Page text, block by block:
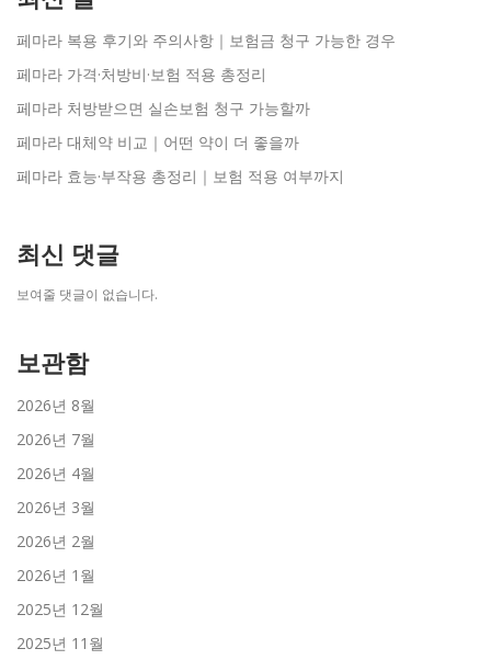
페마라 복용 후기와 주의사항｜보험금 청구 가능한 경우
페마라 가격·처방비·보험 적용 총정리
페마라 처방받으면 실손보험 청구 가능할까
페마라 대체약 비교｜어떤 약이 더 좋을까
페마라 효능·부작용 총정리｜보험 적용 여부까지
최신 댓글
보여줄 댓글이 없습니다.
보관함
2026년 8월
2026년 7월
2026년 4월
2026년 3월
2026년 2월
2026년 1월
2025년 12월
2025년 11월